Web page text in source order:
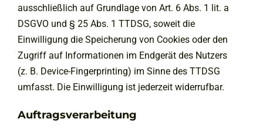
ausschließlich auf Grundlage von Art. 6 Abs. 1 lit. a
DSGVO und § 25 Abs. 1 TTDSG, soweit die
Einwilligung die Speicherung von Cookies oder den
Zugriff auf Informationen im Endgerät des Nutzers
(z. B. Device-Fingerprinting) im Sinne des TTDSG
umfasst. Die Einwilligung ist jederzeit widerrufbar.
Auftragsverarbeitung